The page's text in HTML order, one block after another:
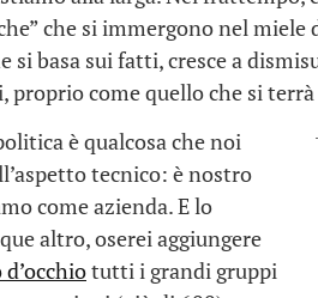
che si immergono nel miele
si basa sui fatti, cresce a
come quello che si
è qualcosa che noi
tecnico: è nostro
come azienda. E lo
altro, oserei aggiungere
tutti i grandi gruppi